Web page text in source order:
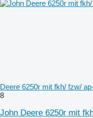
Deere 6250r mit fkh/ fzw/
8
John Deere 6250r mit